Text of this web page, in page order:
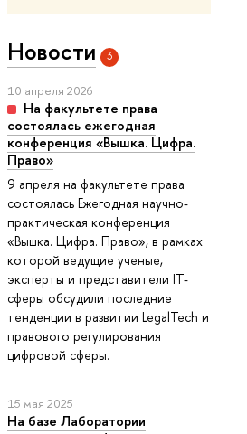
Новости 3
10 апреля 2026
На факультете права
состоялась ежегодная
конференция «Вышка. Цифра.
Право»
9 апреля на факультете права
состоялась Ежегодная научно-
практическая конференция
«Вышка. Цифра. Право», в рамках
которой ведущие ученые,
эксперты и представители IT-
сферы обсудили последние
тенденции в развитии LegalTech и
правового регулирования
цифровой сферы.
15 мая 2025
На базе Лаборатории